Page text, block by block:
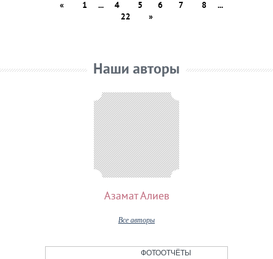
« 1 ... 4 5 6 7 8
...
22
»
Наши авторы
Азамат Алиев
Все авторы
ФОТООТЧЁТЫ